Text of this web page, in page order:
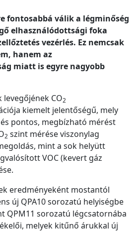
fontosabbá válik a légminőség
elhasználódottsági foka
vezérlés. Ez nemcsak
hanem az
miatt is egyre nagyobb
CO2
kiemelt jelentőségű, mely
pontos, megbízható mérést
2 szint mérése viszonylag
mint a sok helyütt
VOC (kevert gáz
eredményeként mostantól
új QPA10 sorozatú helyiségbe
QPM11 sorozatú légcsatornába
melyek kitűnő árukkal új